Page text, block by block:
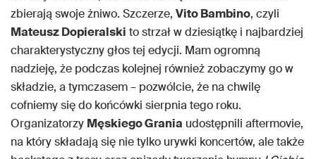
zbierają swoje żniwo. Szczerze, Vito Bambino, czyli
Mateusz Dopieralski to strzał w dziesiątkę i najbardziej
charakterystyczny głos tej edycji. Mam ogromną
nadzieję, że podczas kolejnej również zobaczymy go w
składzie, a tymczasem – pozwólcie, że na chwilę
cofniemy się do końcówki sierpnia tego roku.
Organizatorzy Męskiego Grania udostępnili aftermovie,
na który składają się nie tylko urywki koncertów, ale także